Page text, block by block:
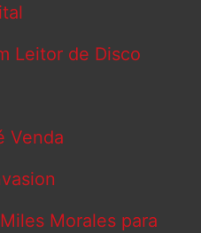
Leitor de Disco
Venda
Morales para